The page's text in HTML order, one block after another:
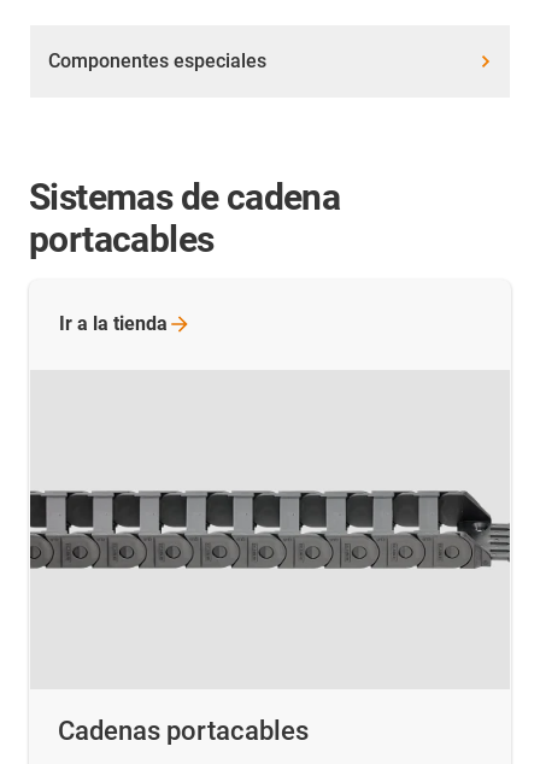
Componentes especiales
Sistemas de cadena
portacables
Cadenas portacables
Ir a la tienda